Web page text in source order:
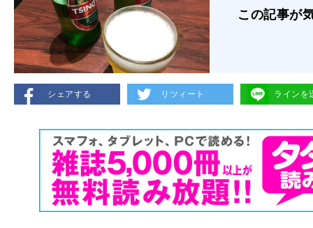
この記事が
シェアする リツィート ラインを